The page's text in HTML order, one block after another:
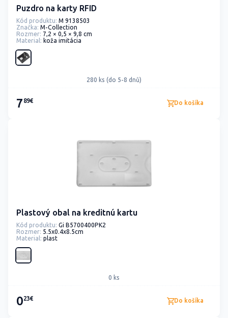
Puzdro na karty RFID
Kód produktu: M 9138503
Značka: M-Collection
Rozmer: 7,2 × 0,5 × 9,8 cm
Material: koža imitácia
280 ks (do 5-8 dnů)
7 89€ Do košíka
Plastový obal na kreditnú kartu
Kód produktu: Gi B5700400PK2
Rozmer: 5.5x0.4x8.5cm
Material: plast
0 ks
023€ Do košíka